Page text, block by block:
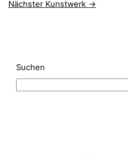
Nächster Kunstwerk →
Suchen